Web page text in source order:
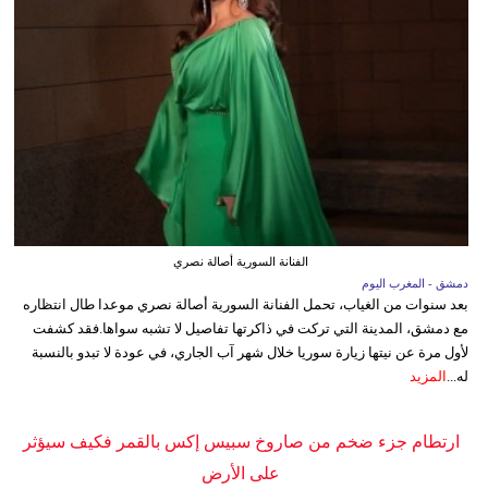
الفنانة السورية أصالة نصري
دمشق - المغرب اليوم
بعد سنوات من الغياب، تحمل الفنانة السورية أصالة نصري موعدا طال انتظاره
مع دمشق، المدينة التي تركت في ذاكرتها تفاصيل لا تشبه سواها.فقد كشفت
لأول مرة عن نيتها زيارة سوريا خلال شهر آب الجاري، في عودة لا تبدو بالنسبة
له... المزيد
ارتطام جزء ضخم من صاروخ سبيس إكس بالقمر فكيف سيؤثر
على الأرض